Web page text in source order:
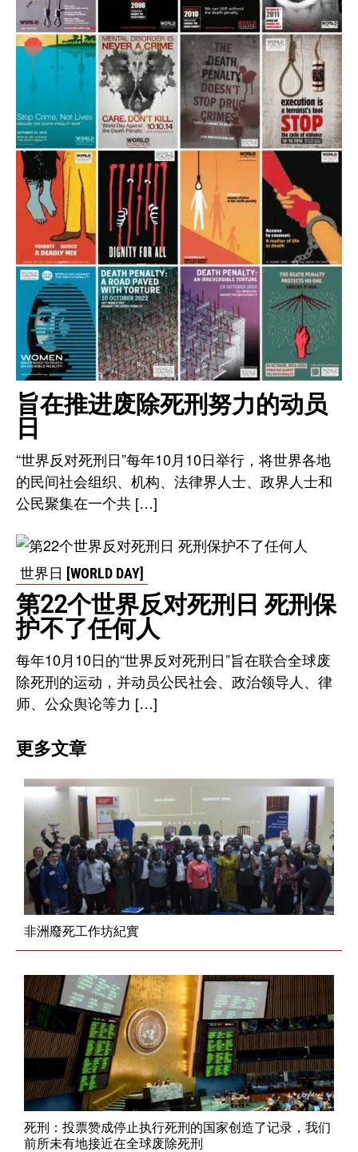
旨在推进废除死刑努力的动员
日
“世界反对死刑日”每年10月10日举行，将世界各地
的民间社会组织、机构、法律界人士、政界人士和
公民聚集在一个共 […]
世界日 [WORLD DAY]
第22个世界反对死刑日 死刑保
护不了任何人
每年10月10日的“世界反对死刑日”旨在联合全球废
除死刑的运动，并动员公民社会、政治领导人、律
师、公众舆论等力 […]
更多文章
非洲廢死工作坊紀實
死刑：投票赞成停止执行死刑的国家创造了记录，我们
前所未有地接近在全球废除死刑